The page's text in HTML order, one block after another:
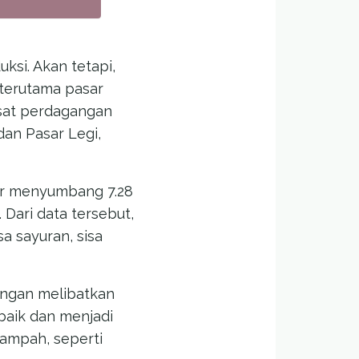
Akan tetapi,
pasar
perdagangan
Pasar Legi,
menyumbang 7.28
Dari data tersebut,
sayuran, sisa
melibatkan
dan menjadi
seperti